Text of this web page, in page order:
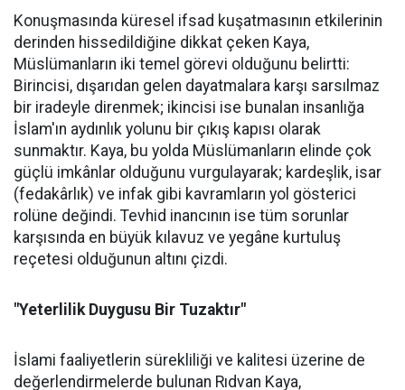
Konuşmasında küresel ifsad kuşatmasının etkilerinin
derinden hissedildiğine dikkat çeken Kaya,
Müslümanların iki temel görevi olduğunu belirtti:
Birincisi, dışarıdan gelen dayatmalara karşı sarsılmaz
bir iradeyle direnmek; ikincisi ise bunalan insanlığa
İslam'ın aydınlık yolunu bir çıkış kapısı olarak
sunmaktır. Kaya, bu yolda Müslümanların elinde çok
güçlü imkânlar olduğunu vurgulayarak; kardeşlik, isar
(fedakârlık) ve infak gibi kavramların yol gösterici
rolüne değindi. Tevhid inancının ise tüm sorunlar
karşısında en büyük kılavuz ve yegâne kurtuluş
reçetesi olduğunun altını çizdi.
"Yeterlilik Duygusu Bir Tuzaktır"
İslami faaliyetlerin sürekliliği ve kalitesi üzerine de
değerlendirmelerde bulunan Rıdvan Kaya,